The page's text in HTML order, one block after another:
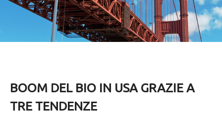
BOOM DEL BIO IN USA GRAZIE A
TRE TENDENZE